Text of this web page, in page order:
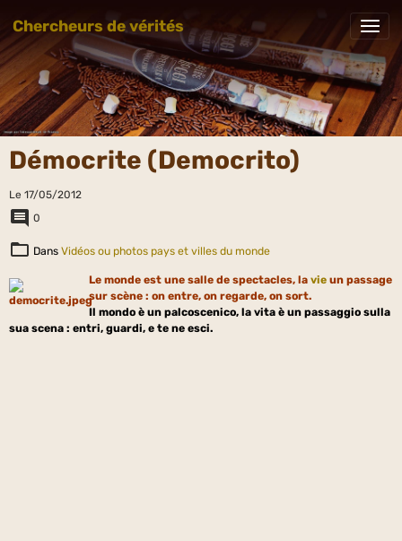
Chercheurs de vérités
Démocrite (Democrito)
Le 17/05/2012
0
Dans Vidéos ou photos pays et villes du monde
Le monde est une salle de spectacles, la vie un passage
sur scène : on entre, on regarde, on sort.
Il mondo è un palcoscenico, la vita è un passaggio sulla
sua scena : entri, guardi, e te ne esci.